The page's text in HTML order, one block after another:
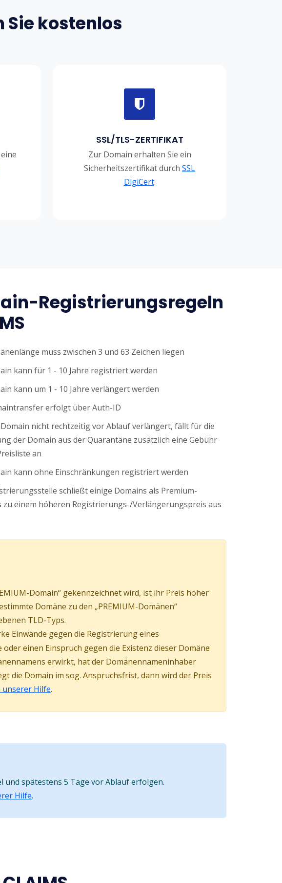
Sie kostenlos
SSL/TLS-ZERTIFIKAT
Zur Domain erhalten Sie ein
Sicherheitszertifikat durch SSL
DigiCert.
Registrierungsregeln
muss zwischen 3 und 63 Zeichen liegen
kann für 1 - 10 Jahre registriert werden
kann um 1 - 10 Jahre verlängert werden
erfolgt über Auth-ID
nicht rechtzeitig vor Ablauf verlängert, fällt für die
der Domain aus der Quarantäne zusätzlich eine Gebühr
an
kann ohne Einschränkungen registriert werden
schließt einige Domains als Premium-
zu einem höheren Registrierungs-/Verlängerungspreis aus
Domain“ gekennzeichnet wird, ist ihr Preis höher
Domäne zu den „PREMIUM-Domänen“
TLD-Typs.
Einwände gegen die Registrierung eines
einen Einspruch gegen die Existenz dieser Domäne
erwirkt, hat der Domänennameninhaber
die Domain im sog. Anspruchsfrist, dann wird der Preis
unserer Hilfe.
spätestens 5 Tage vor Ablauf erfolgen.
Hilfe.